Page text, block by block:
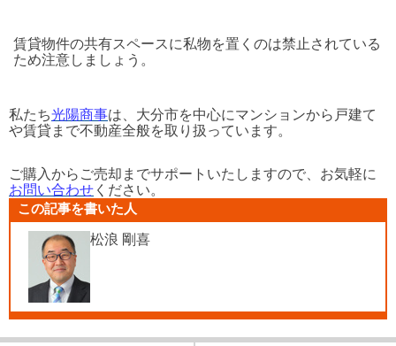
賃貸物件の共有スペースに私物を置くのは禁止されている
ため注意しましょう。
私たち光陽商事は、大分市を中心にマンションから戸建て
や賃貸まで不動産全般を取り扱っています。
ご購入からご売却までサポートいたしますので、お気軽に
お問い合わせ ください。
この記事を書いた人
松浪 剛喜